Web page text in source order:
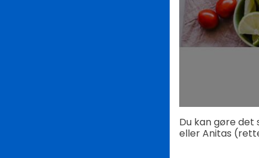
Du kan gøre
eller Anitas